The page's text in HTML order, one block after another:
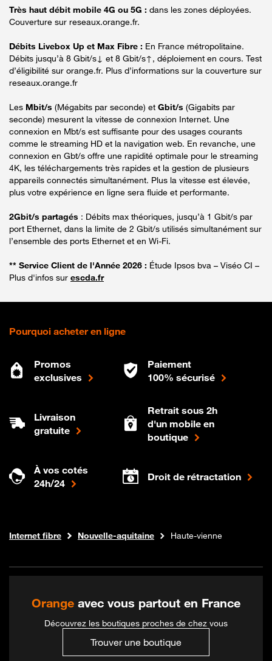
Très haut débit mobile 4G ou 5G : dans les zones déployées.
Couverture sur reseaux.orange.fr.
Débits Livebox Up et Max Fibre : En France métropolitaine.
Débits jusqu’à 8 Gbit/s↓ et 8 Gbit/s↑, déploiement en cours. Test
d’éligibilité sur orange.fr. Plus d’informations sur la couverture sur
reseaux.orange.fr
Les Mbit/s (Mégabits par seconde) et Gbit/s (Gigabits par
seconde) mesurent la vitesse de connexion Internet. Une
connexion en Mbt/s est suffisante pour des usages courants
comme le streaming HD et la navigation web. En revanche, une
connexion en Gbt/s offre une rapidité optimale pour le streaming
4K, les téléchargements très rapides et la gestion de plusieurs
appareils connectés simultanément. Plus la vitesse est élevée,
plus votre expérience en ligne sera fluide et performante.
2Gbit/s partagés : Débits max théoriques, jusqu’à 1 Gbit/s par
port Ethernet, dans la limite de 2 Gbit/s utilisés simultanément sur
l’ensemble des ports Ethernet et en Wi-Fi.
** Service Client de l'Année 2026 : Étude Ipsos bva – Viséo CI –
Plus d'infos sur escda.fr
Pourquoi acheter en ligne
Promos
exclusives
Paiement
100% sécurisé
Livraison
gratuite
Retrait sous 2h
d'un mobile en
boutique
À vos cotés
24h/24
Droit de rétractation
Boutique Orange
Internet fibre Nouvelle-aquitaine Haute-vienne